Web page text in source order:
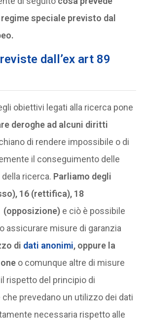
speciale previsto dal
dall’ex art 89
obiettivi legati alla ricerca pone
deroghe ad alcuni diritti
di rendere impossibile o di
il conseguimento delle
ricerca. Parliamo degli
16 (rettifica), 18
(opposizione)e ciò è possibile
assicurare misure di garanzia
di dati anonimi, oppure la
o comunque altre di misure
rispetto del principio di
prevedano un utilizzo dei dati
necessaria rispetto alle